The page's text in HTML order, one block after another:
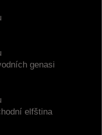
genasi
elfština